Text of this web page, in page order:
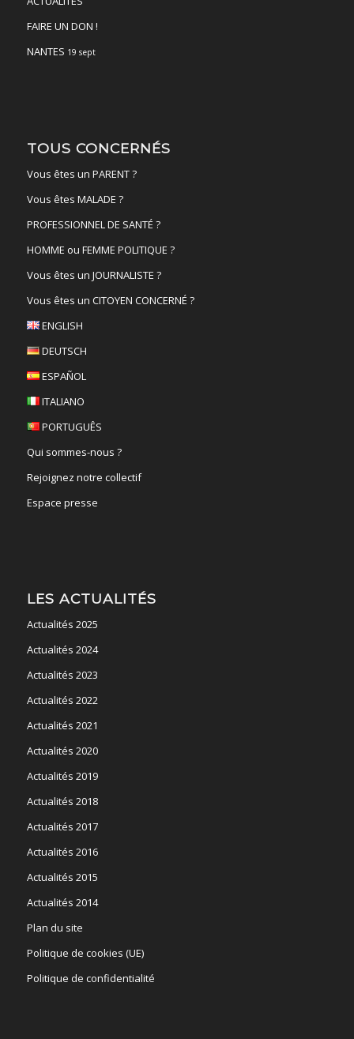
FAIRE UN DON !
NANTES 19 sept
TOUS CONCERNÉS
Vous êtes un PARENT ?
Vous êtes MALADE ?
PROFESSIONNEL DE SANTÉ ?
HOMME ou FEMME POLITIQUE ?
Vous êtes un JOURNALISTE ?
Vous êtes un CITOYEN CONCERNÉ ?
ENGLISH
DEUTSCH
ESPAÑOL
ITALIANO
PORTUGUÊS
Qui sommes-nous ?
Rejoignez notre collectif
Espace presse
LES ACTUALITÉS
Actualités 2025
Actualités 2024
Actualités 2023
Actualités 2022
Actualités 2021
Actualités 2020
Actualités 2019
Actualités 2018
Actualités 2017
Actualités 2016
Actualités 2015
Actualités 2014
Plan du site
Politique de cookies (UE)
Politique de confidentialité